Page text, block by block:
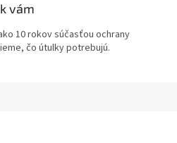
vám
10 rokov súčasťou ochrany
čo útulky potrebujú.